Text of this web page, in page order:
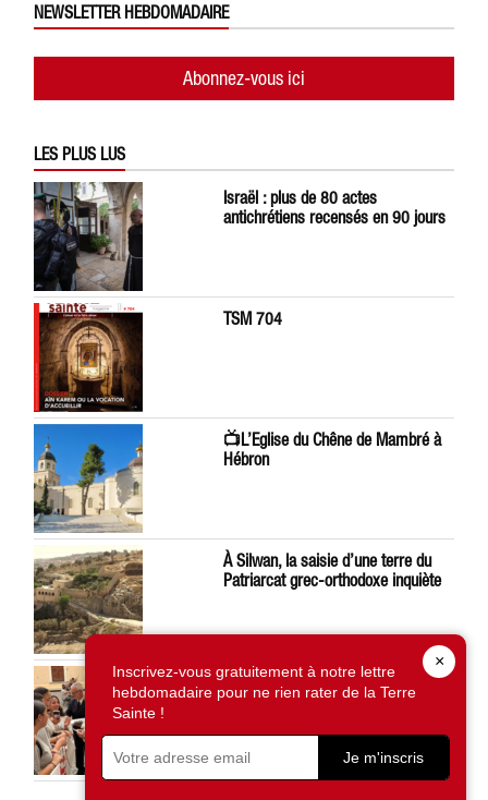
NEWSLETTER HEBDOMADAIRE
Abonnez-vous ici
LES PLUS LUS
Israël : plus de 80 actes
antichrétiens recensés en 90 jours
TSM 704
📺L’Eglise du Chêne de Mambré à
Hébron
À Silwan, la saisie d’une terre du
Patriarcat grec-orthodoxe inquiète
Léon XIV préoccupé par la situation
en Terre Sainte
×
Inscrivez-vous gratuitement à notre lettre
hebdomadaire pour ne rien rater de la Terre
Sainte !
Je m'inscris